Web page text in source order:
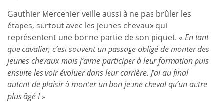
Gauthier Mercenier veille aussi à ne pas brûler les
étapes, surtout avec les jeunes chevaux qui
représentent une bonne partie de son piquet. « En tant
que cavalier, c’est souvent un passage obligé de monter des
jeunes chevaux mais j’aime participer à leur formation puis
ensuite les voir évoluer dans leur carrière. J’ai au final
autant de plaisir à monter un bon jeune cheval qu’un autre
plus âgé !»